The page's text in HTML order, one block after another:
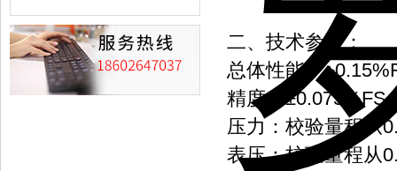
二、技术参数：
总体性能：
精度：±0.075%FS
压力：校验量程从
表压：校验量程从